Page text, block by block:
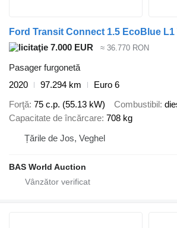
Ford Transit Connect 1.5 EcoBlue L1
7.000 EUR
≈ 36.770 RON
Pasager furgonetă
2020
97.294 km
Euro 6
Forţă 75 c.p. (55.13 kW) Combustibil
Capacitate de încărcare 708 kg
Țările de Jos, Veghel
BAS World Auction